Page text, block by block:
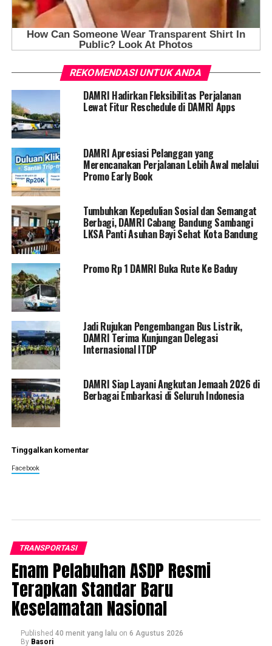
REKOMENDASI UNTUK ANDA
DAMRI Hadirkan Fleksibilitas Perjalanan
Lewat Fitur Reschedule di DAMRI Apps
DAMRI Apresiasi Pelanggan yang
Merencanakan Perjalanan Lebih Awal melalui
Promo Early Book
Tumbuhkan Kepedulian Sosial dan Semangat
Berbagi, DAMRI Cabang Bandung Sambangi
LKSA Panti Asuhan Bayi Sehat Kota Bandung
Promo Rp 1 DAMRI Buka Rute Ke Baduy
Jadi Rujukan Pengembangan Bus Listrik,
DAMRI Terima Kunjungan Delegasi
Internasional ITDP
DAMRI Siap Layani Angkutan Jemaah 2026 di
Berbagai Embarkasi di Seluruh Indonesia
Tinggalkan komentar
Facebook
TRANSPORTASI
Enam Pelabuhan ASDP Resmi
Terapkan Standar Baru
Keselamatan Nasional
Published 40 menit yang lalu on 6 Agustus 2026
By Basori